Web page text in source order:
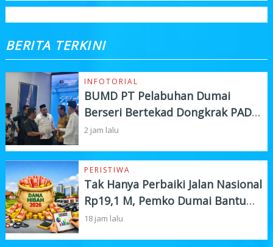
BERITA TERKINI
INFOTORIAL
BUMD PT Pelabuhan Dumai
Berseri Bertekad Dongkrak PAD
dan Investasi
2 jam lalu
PERISTIWA
Tak Hanya Perbaiki Jalan Nasional
Rp19,1 M, Pemko Dumai Bantu
Instansi Vertikal Rp4,5 M
18 jam lalu